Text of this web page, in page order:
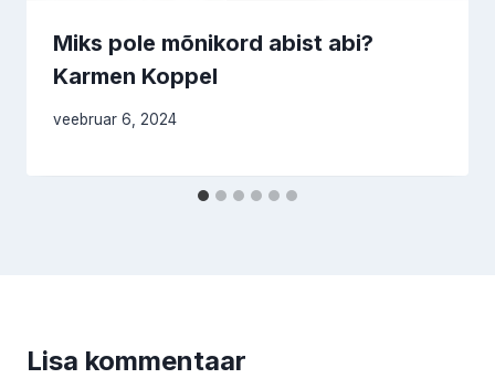
Miks pole mõnikord abist abi?
Karmen Koppel
veebruar 6, 2024
Lisa kommentaar